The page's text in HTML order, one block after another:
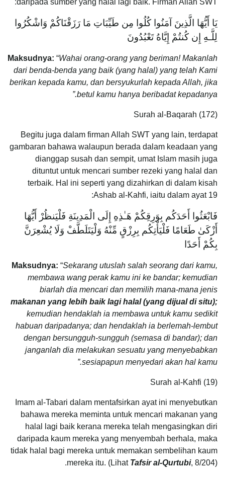
daripada sumber yang halal lagi baik. Firman Allah SWT:
يَا أَيُّهَا الَّذِينَ آمَنُوا كُلُوا مِن طَيِّبَاتِ مَا رَزَقْنَاكُمْ وَاشْكُرُوا
لِلَّـهِ إِن كُنتُمْ إِيَّاهُ تَعْبُدُونَ
Maksudnya: “Wahai orang-orang yang beriman! Makanlah
dari benda-benda yang baik (yang halal) yang telah Kami
berikan kepada kamu, dan bersyukurlah kepada Allah, jika
betul kamu hanya beribadat kepadanya.”
Surah al-Baqarah (172)
Begitu juga dalam firman Allah SWT yang lain, terdapat
gambaran bahawa walaupun berada dalam keadaan yang
dianggap susah dan sempit, umat Islam masih juga
dituntut untuk mencari sumber rezeki yang halal dan
terbaik. Hal ini seperti yang dizahirkan di dalam kisah
Ashab al-Kahfi, iaitu dalam ayat 19:
فَابْعَثُوا أَحَدَكُم بِوَرِقِكُمْ هَـٰذِهِ إِلَى الْمَدِينَةِ فَلْيَنظُرْ أَيُّهَا
أَزْكَىٰ طَعَامًا فَلْيَأْتِكُم بِرِزْقٍ مِّنْهُ وَلْيَتَلَطَّفْ وَلَا يُشْعِرَنَّ
بِكُمْ أَحَدًا
Maksudnya: “Sekarang utuslah salah seorang dari kamu,
membawa wang perak kamu ini ke bandar; kemudian
biarlah dia mencari dan memilih mana-mana jenis
makanan yang lebih baik lagi halal (yang dijual di situ);
kemudian hendaklah ia membawa untuk kamu sedikit
habuan daripadanya; dan hendaklah ia berlemah-lembut
dengan bersungguh-sungguh (semasa di bandar); dan
janganlah dia melakukan sesuatu yang menyebabkan
sesiapapun menyedari akan hal kamu.”
Surah al-Kahfi (19)
Imam al-Tabari dalam mentafsirkan ayat ini menyebutkan
bahawa mereka meminta untuk mencari makanan yang
halal lagi baik kerana mereka telah mengasingkan diri
daripada kaum mereka yang menyembah berhala, maka
tidak halal bagi mereka untuk memakan sembelihan kaum
mereka itu. (Lihat Tafsir al-Qurtubi, 8/204).